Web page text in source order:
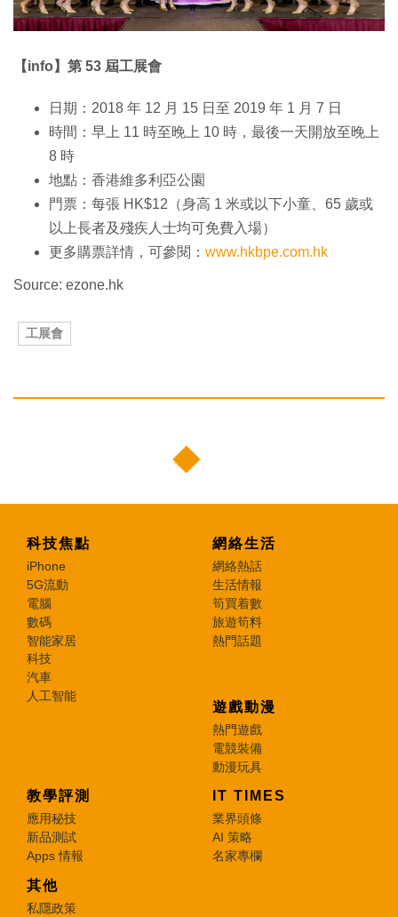
【info】第 53 屆工展會
日期：2018 年 12 月 15 日至 2019 年 1 月 7 日
時間：早上 11 時至晚上 10 時，最後一天開放至晚上
8 時
地點：香港維多利亞公園
門票：每張 HK$12（身高 1 米或以下小童、65 歲或
以上長者及殘疾人士均可免費入場）
更多購票詳情，可參閱： www.hkbpe.com.hk
Source: ezone.hk
工展會
科技焦點
iPhone
5G流動
電腦
數碼
智能家居
科技
汽車
人工智能
網絡生活
網絡熱話
生活情報
筍買着數
旅遊筍料
熱門話題
遊戲動漫
熱門遊戲
電競裝備
動漫玩具
教學評測
應用秘技
新品測試
Apps 情報
IT TIMES
業界頭條
AI 策略
名家專欄
其他
私隱政策